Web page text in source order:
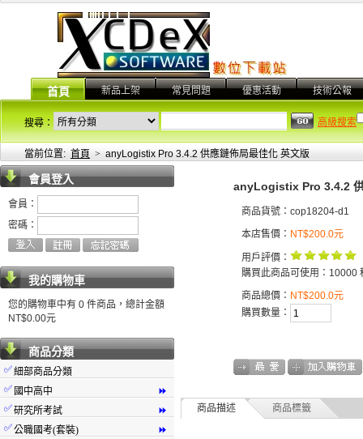
首頁 新品上架 常見問題 優惠活動 技術公報
搜尋： 高級搜索
當前位置: 首頁 > anyLogistix Pro 3.4.2 供應鏈佈局最佳化 英文版
會員登入
會員：
密碼：
我的購物車
您的購物車中有 0 件商品，總計金額
NT$0.00元
商品分類
✅細部商品分類
⏩
✅ 國中高中
⏩
✅研究所考試
⏩
✅公職國考(套裝)
anyLogistix Pro 3.4.2
商品貨號：cop18204-d1
本店售價： NT$200.0元
用戶評價：
購買此商品可使用：10000
商品總價： NT$200.0元
購買數量：
商品描述 商品標籤